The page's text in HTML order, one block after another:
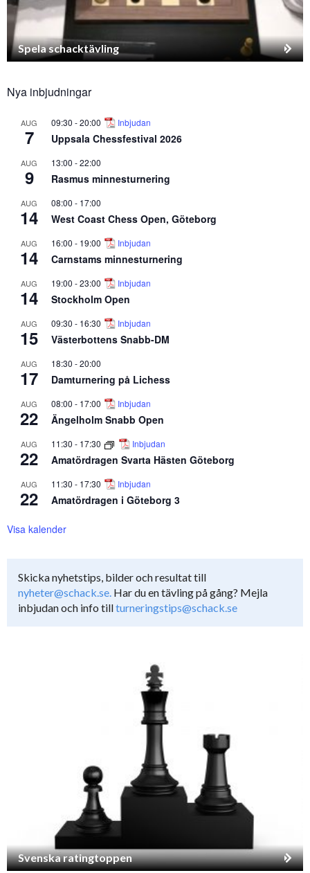
Spela schacktävling
Nya inbjudningar
AUG
7
09:30 -20:00 Inbjudan
Uppsala Chessfestival 2026
AUG
9
13:00 -22:00
Rasmus minnesturnering
AUG
14
08:00 - 17:00
West Coast Chess Open, Göteborg
AUG
14
16:00 - 19:00 Inbjudan
Carnstams minnesturnering
AUG
14
19:00 -23:00 Inbjudan
Stockholm Open
AUG
15
09:30 - 16:30 Inbjudan
Västerbottens Snabb-DM
AUG
17
18:30 -20:00
Damturnering på Lichess
AUG
22
08:00 - 17:00 Inbjudan
Ängelholm Snabb Open
AUG
22
11:30 - 17:30 Inbjudan
Amatördragen Svarta Hästen Göteborg
AUG
22
11:30 - 17:30 Inbjudan
Amatördragen i Göteborg 3
Visa kalender
Skicka nyhetstips, bilder och resultat till
nyheter@schack.se. Har du en tävling på gång? Mejla
inbjudan och info tillturneringstips@schack.se
Svenska ratingtoppen